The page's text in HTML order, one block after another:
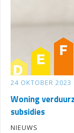
24 OKTOBER 2023
Woning
subsidies
NIEUWS